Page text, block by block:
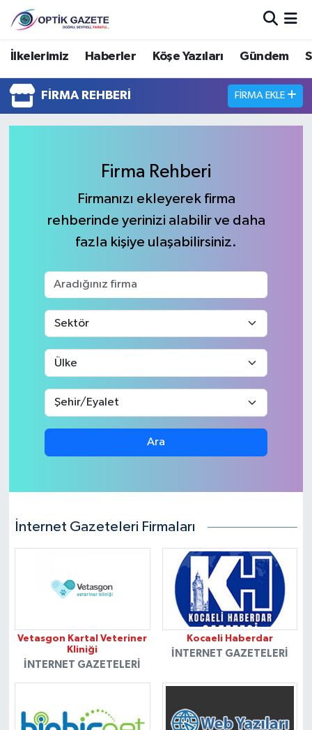
İlkelerimiz Haberler Köşe Yazıları Gündem
FIRMA REHBERI FIRMA EKLE
Firma Rehberi
Firmanızı ekleyerek firma
rehberinde yerinizi alabilir ve daha
fazla kişiye ulaşabilirsiniz.
Ara
İnternet Gazeteleri Firmaları
Vetasgon Kartal Veteriner
Kliniği
İNTERNET GAZETELERI
Kocaeli Haberdar
İNTERNET GAZETELERI
Nöbetçi Eczaneler
Hava Durumu
İstanbul Namaz Vakitleri
Süper Lig Puan Durumu ve Fikstür
Haber Arşivi